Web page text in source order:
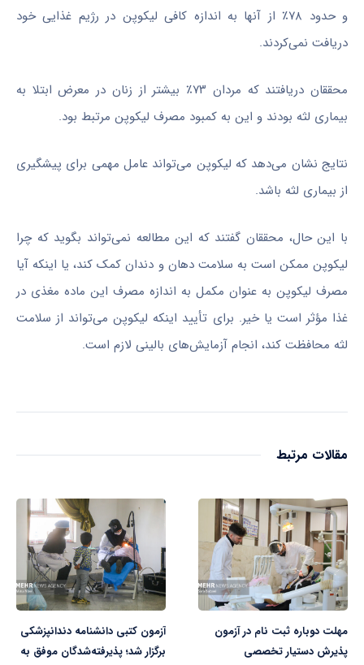
و حدود ۷۸٪ از آنها به اندازه کافی لیکوپن در رژیم غذایی خود
دریافت نمی‌کردند.
محققان دریافتند که مردان ۷۳٪ بیشتر از زنان در معرض ابتلا به
بیماری لثه بودند و این به کمبود مصرف لیکوپن مرتبط بود.
نتایج نشان می‌دهد که لیکوپن می‌تواند عامل مهمی برای پیشگیری
از بیماری لثه باشد.
با این حال، محققان گفتند که این مطالعه نمی‌تواند بگوید که چرا
لیکوپن ممکن است به سلامت دهان و دندان کمک کند، یا اینکه آیا
مصرف لیکوپن به عنوان مکمل به اندازه مصرف این ماده مغذی در
غذا مؤثر است یا خیر. برای تأیید اینکه لیکوپن می‌تواند از سلامت
لثه محافظت کند، انجام آزمایش‌های بالینی لازم است.
مقالات مرتبط
مهلت دوباره ثبت نام در آزمون
پذیرش دستیار تخصصی
آزمون کتبی دانشنامه دندانپزشکی
برگزار شد؛ پذیرفته‌شدگان موفق به